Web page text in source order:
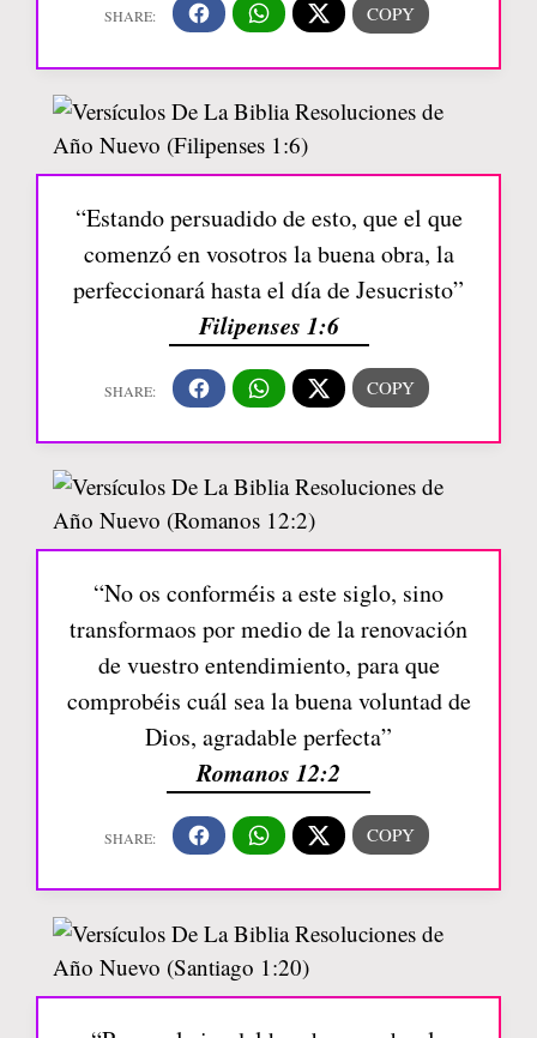
“Estando persuadido de esto, que el que
comenzó en vosotros la buena obra, la
perfeccionará hasta el día de Jesucristo”
Filipenses 1:6
“No os conforméis a este siglo, sino
transformaos por medio de la renovación
de vuestro entendimiento, para que
comprobéis cuál sea la buena voluntad de
Dios, agradable perfecta”
Romanos 12:2